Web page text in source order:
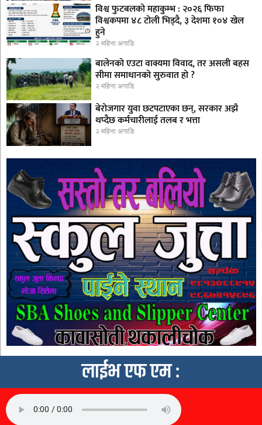
विश्व फुटबलको महाकुम्भ : २०२६ फिफा
विश्वकपमा ४८ टोली भिड्दै, ३ देशमा १०४ खेल
हुने
२ महिना अगाडि
बालेनको एउटा वाक्यमा विवाद, तर असली बहस
सीमा समाधानको सुरुवात हो ?
२ महिना अगाडि
बेरोजगार युवा छटपटाएका छन्, सरकार अझै
थप्दैछ कर्मचारीलाई तलब र भत्ता
२ महिना अगाडि
लाईभ एफ एम :